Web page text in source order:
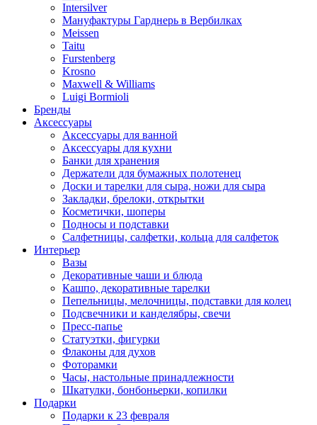
Intersilver
Мануфактуры Гарднерь в Вербилках
Meissen
Taitu
Furstenberg
Krosno
Maxwell & Williams
Luigi Bormioli
Бренды
Аксессуары
Аксессуары для ванной
Аксессуары для кухни
Банки для хранения
Держатели для бумажных полотенец
Доски и тарелки для сыра, ножи для сыра
Закладки, брелоки, открытки
Косметички, шоперы
Подносы и подставки
Салфетницы, салфетки, кольца для салфеток
Интерьер
Вазы
Декоративные чаши и блюда
Кашпо, декоративные тарелки
Пепельницы, мелочницы, подставки для колец
Подсвечники и канделябры, свечи
Пресс-папье
Статуэтки, фигурки
Флаконы для духов
Фоторамки
Часы, настольные принадлежности
Шкатулки, бонбоньерки, копилки
Подарки
Подарки к 23 февраля